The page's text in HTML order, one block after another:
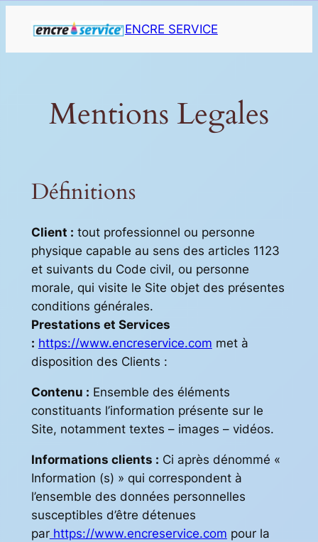
contenu
ENCRE SERVICE
Mentions Legales
Définitions
Client : tout professionnel ou personne
physique capable au sens des articles 1123
et suivants du Code civil, ou personne
morale, qui visite le Site objet des présentes
conditions générales.
Prestations et Services
: https://www.encreservice.com met à
disposition des Clients :
Contenu : Ensemble des éléments
constituants l’information présente sur le
Site, notamment textes – images – vidéos.
Informations clients : Ci après dénommé «
Information (s) » qui correspondent à
l’ensemble des données personnelles
susceptibles d’être détenues
parhttps://www.encreservice.com pour la